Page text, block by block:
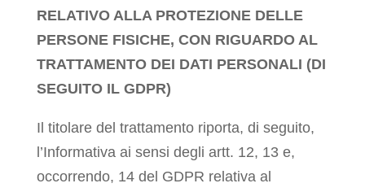
RELATIVO ALLA PROTEZIONE DELLE
PERSONE FISICHE, CON RIGUARDO AL
TRATTAMENTO DEI DATI PERSONALI (DI
SEGUITO IL GDPR)
Il titolare del trattamento riporta, di seguito,
l’Informativa ai sensi degli artt. 12, 13 e,
occorrendo, 14 del GDPR relativa al